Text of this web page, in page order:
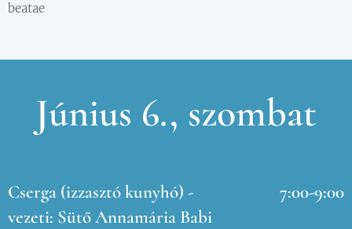
beatae
Június 6., szombat
Cserga (izzasztó kunyhó) -
vezeti: Sütő Annamária Babi
7:00-9:00